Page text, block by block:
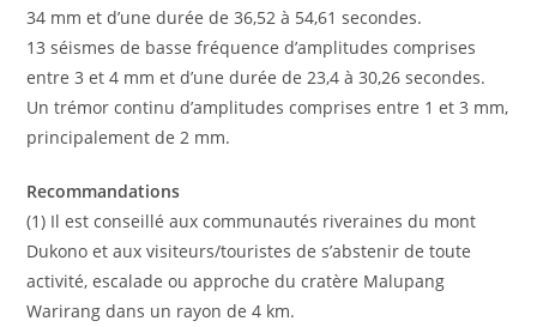
34 mm et d’une durée de 36,52 à 54,61 secondes.
13 séismes de basse fréquence d’amplitudes comprises
entre 3 et 4 mm et d’une durée de 23,4 à 30,26 secondes.
Un trémor continu d’amplitudes comprises entre 1 et 3 mm,
principalement de 2 mm.
Recommandations
(1) Il est conseillé aux communautés riveraines du mont
Dukono et aux visiteurs/touristes de s’abstenir de toute
activité, escalade ou approche du cratère Malupang
Warirang dans un rayon de 4 km.